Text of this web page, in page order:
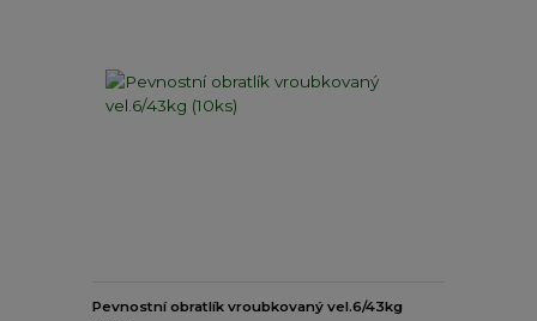
Pevnostní obratlík vroubkovaný vel.6/43kg